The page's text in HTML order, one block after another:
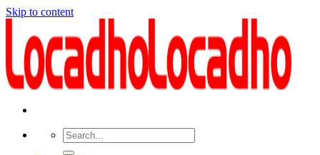
Skip to content